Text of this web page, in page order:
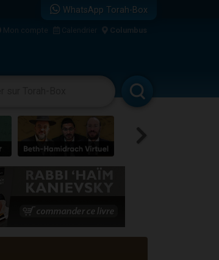
WhatsApp Torah-Box
Mon compte Calendrier Columbus